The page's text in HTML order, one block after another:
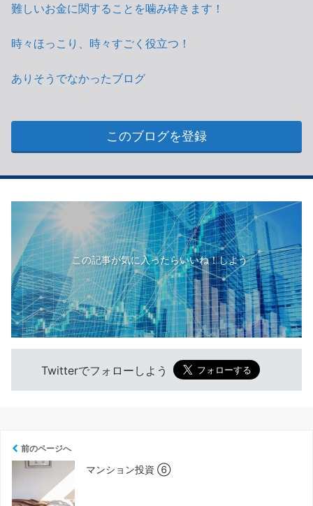
難しいお金に関することを噛み砕きます！
時々ほっこり、時々すごく役立つ！
ありそうでなかったブログ
このブログを登録
この記事が気に入ったらいいね！しよう
Twitterでフォローしよう
前のページへ
マンション投資 ⑥